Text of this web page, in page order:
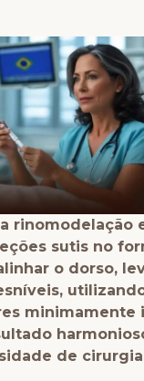
rinomodelação
sutis no
o dorso,
minimamente
de